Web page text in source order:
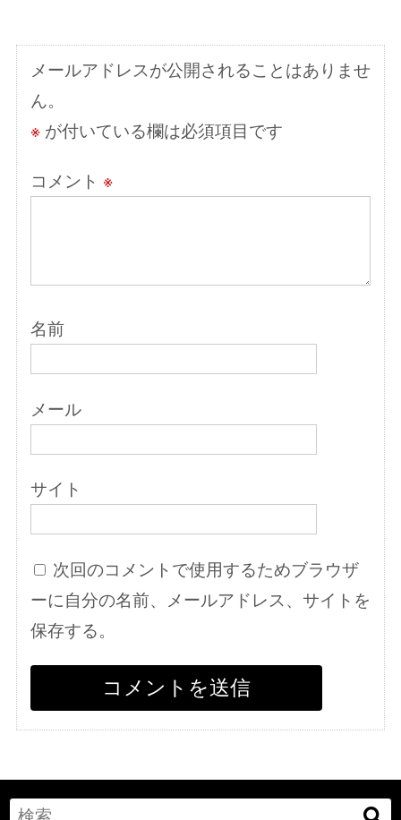
シ
ョ
ン
メールアドレスが公開されることはありませ
ん。
※が付いている欄は必須項目です
コメント ※
名前
メール
サイト
次回のコメントで使用するためブラウザ
ーに自分の名前、メールアドレス、サイトを
保存する。
Search